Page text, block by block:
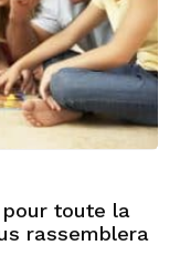
pour toute la
rassemblera